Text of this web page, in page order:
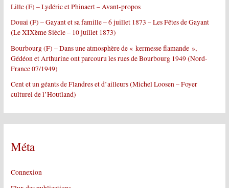
Lille (F) – Lydéric et Phinaert – Avant-propos
Douai (F) – Gayant et sa famille – 6 juillet 1873 – Les Fêtes de Gayant
(Le XIXème Siècle – 10 juillet 1873)
Bourbourg (F) – Dans une atmosphère de « kermesse flamande »,
Gédéon et Arthurine ont parcouru les rues de Bourbourg 1949 (Nord-
France 07/1949)
Cent et un géants de Flandres et d’ailleurs (Michel Loosen – Foyer
culturel de l’Houtland)
Méta
Connexion